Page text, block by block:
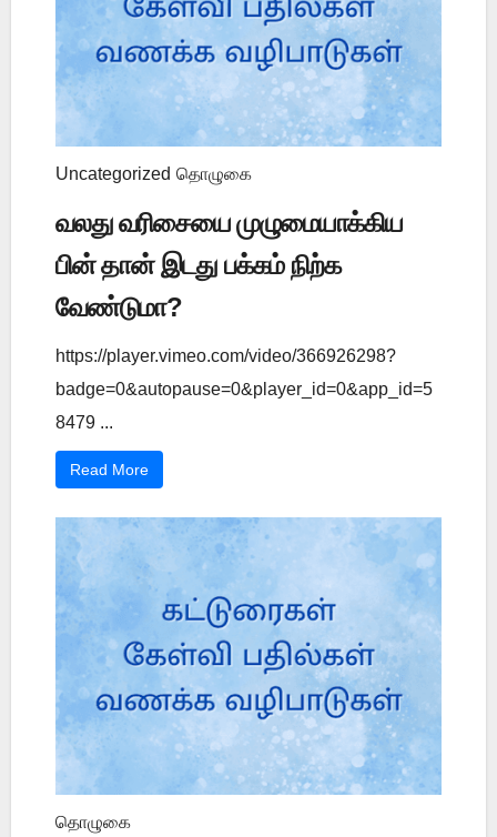
Uncategorized தொழுகை
வலது வரிசையை முழுமையாக்கிய
பின் தான் இடது பக்கம் நிற்க
வேண்டுமா?
https://player.vimeo.com/video/366926298?
badge=0&autopause=0&player_id=0&app_id=5
8479 ...
Read More
தொழுகை